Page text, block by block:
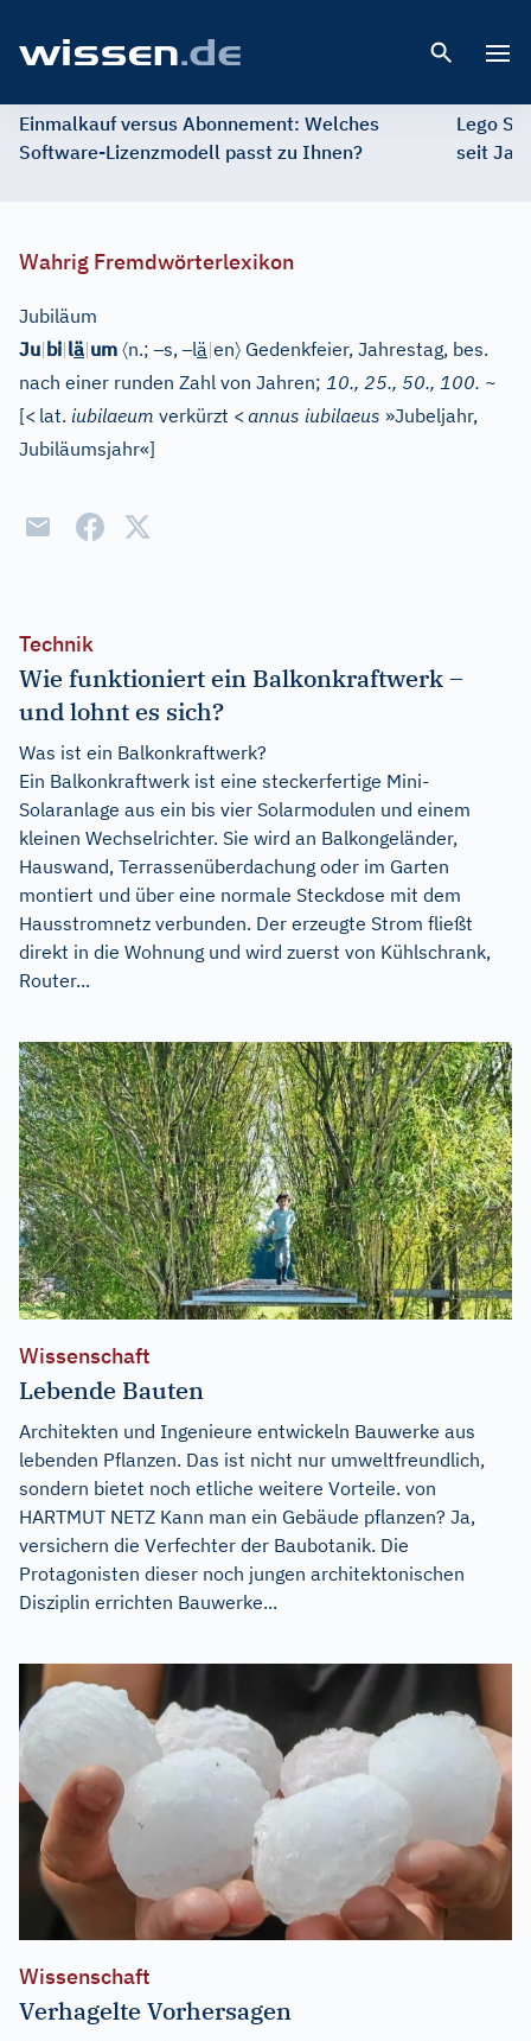
Einmalkauf versus Abonnement: Welches
Software-Lizenzmodell passt zu Ihnen?
Lego
seit
Wahrig Fremdwörterlexikon
Jubiläum
Ju|bi|lä|um 〈n.;–s,–lä|en〉 Gedenkfeier, Jahrestag, bes.
nach einer runden Zahl von Jahren; 10., 25., 50., 100. ~
[< lat. iubilaeum verkürzt <annus iubilaeus »Jubeljahr,
Jubiläumsjahr«]
Technik
Wie funktioniert ein Balkonkraftwerk –
und lohnt es sich?
Was ist ein Balkonkraftwerk?
Ein Balkonkraftwerk ist eine steckerfertige Mini-
Solaranlage aus ein bis vier Solarmodulen und einem
kleinen Wechselrichter. Sie wird an Balkongeländer,
Hauswand, Terrassenüberdachung oder im Garten
montiert und über eine normale Steckdose mit dem
Hausstromnetz verbunden. Der erzeugte Strom fließt
direkt in die Wohnung und wird zuerst von Kühlschrank,
Router...
Wissenschaft
Lebende Bauten
Architekten und Ingenieure entwickeln Bauwerke aus
lebenden Pflanzen. Das ist nicht nur umweltfreundlich,
sondern bietet noch etliche weitere Vorteile. von
HARTMUT NETZ Kann man ein Gebäude pflanzen? Ja,
versichern die Verfechter der Baubotanik. Die
Protagonisten dieser noch jungen architektonischen
Disziplin errichten Bauwerke...
Wissenschaft
Verhagelte Vorhersagen